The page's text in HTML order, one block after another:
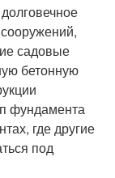
садовые
бетонную
фундамента
где другие
под